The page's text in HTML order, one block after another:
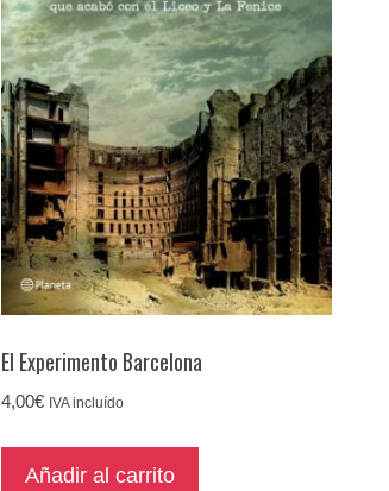
El Experimento Barcelona
4,00€ IVA incluído
Añadir al carrito